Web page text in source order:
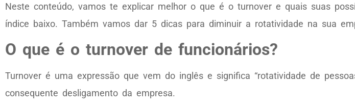
Neste conteúdo, vamos te explicar melhor o que é o turnover e quais suas
índice baixo. Também vamos dar 5 dicas para diminuir a rotatividade na sua
O que é o turnover de funcionários?
Turnover é uma expressão que vem do inglês e significa “rotatividade de
consequente desligamento da empresa.